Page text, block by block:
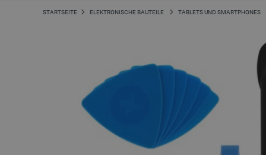
STARTSEITE ELEKTRONISCHE BAUTEILE TABLETS UND SMARTPHONES